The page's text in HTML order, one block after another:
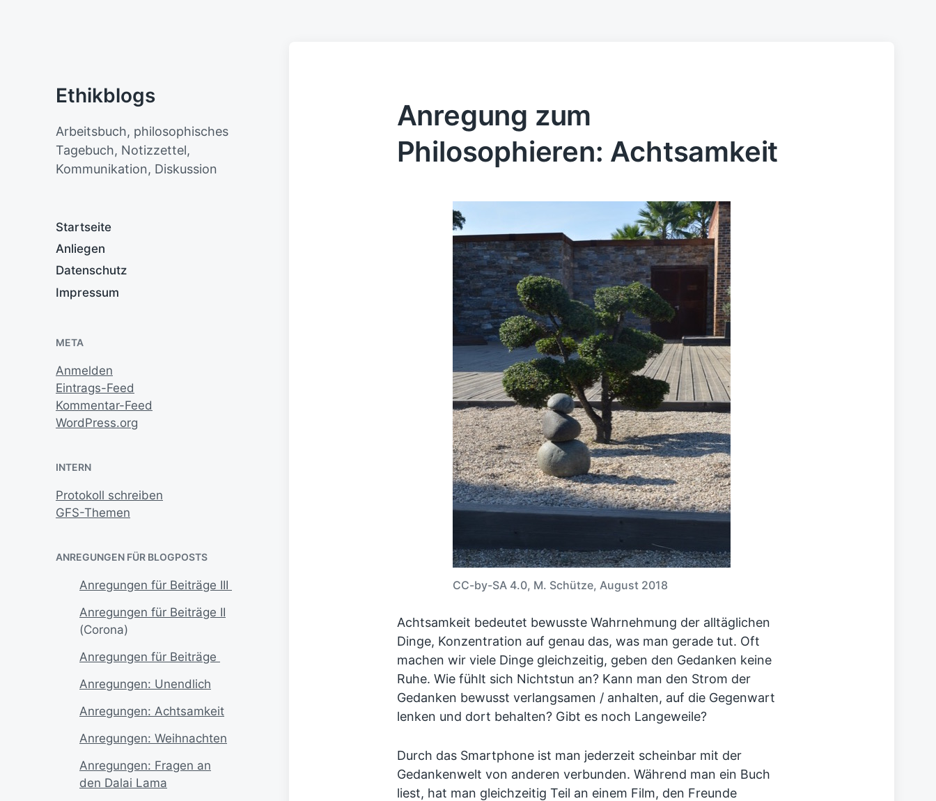
Ethikblogs
Arbeitsbuch, philosophisches
Tagebuch, Notizzettel,
Kommunikation, Diskussion
Startseite
Anliegen
Datenschutz
Impressum
META
Anmelden
Eintrags-Feed
Kommentar-Feed
WordPress.org
INTERN
Protokoll schreiben
GFS-Themen
ANREGUNGEN FÜR BLOGPOSTS
Anregungen für Beiträge III
Anregungen für Beiträge II
(Corona)
Anregungen für Beiträge
Anregungen: Unendlich
Anregungen: Achtsamkeit
Anregungen: Weihnachten
Anregungen: Fragen an
den Dalai Lama
Anregung zum
Philosophieren: Achtsamkeit
CC-by-SA 4.0, M. Schütze, August 2018
Achtsamkeit bedeutet bewusste Wahrnehmung der alltäglichen
Dinge, Konzentration auf genau das, was man gerade tut. Oft
machen wir viele Dinge gleichzeitig, geben den Gedanken keine
Ruhe. Wie fühlt sich Nichtstun an? Kann man den Strom der
Gedanken bewusst verlangsamen / anhalten, auf die Gegenwart
lenken und dort behalten? Gibt es noch Langeweile?
Durch das Smartphone ist man jederzeit scheinbar mit der
Gedankenwelt von anderen verbunden. Während man ein Buch
liest, hat man gleichzeitig Teil an einem Film, den Freunde